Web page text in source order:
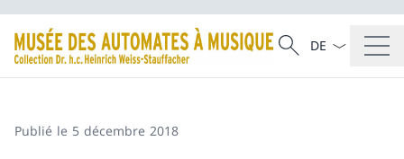
Recherche
Recherche
La langue
Publié le 5 décembre 2018